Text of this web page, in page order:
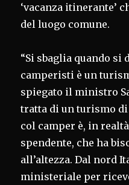
‘vacanza itinerante’
del luogo comune.
“Si sbaglia quando si
camperisti è un
spiegato il ministro
tratta di un turismo
col camper è, in
spendente, che ha
all’altezza. Dal nord
ministeriale per